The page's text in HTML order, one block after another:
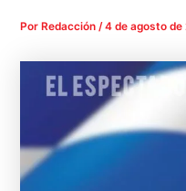
Por Redacción/4 de agosto de